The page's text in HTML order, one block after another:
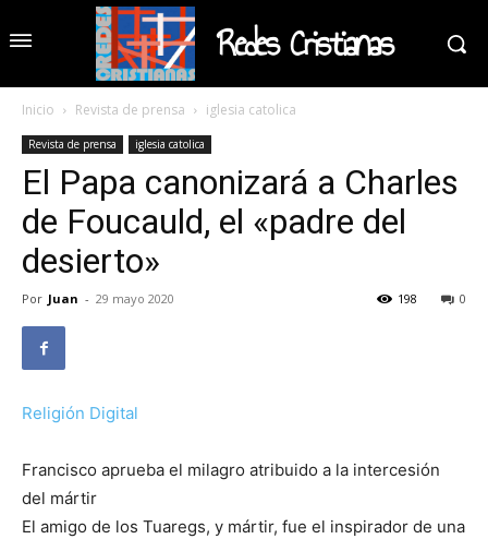
Redes Cristianas
Inicio Revista de prensa iglesia catolica
Revista de prensa iglesia catolica
El Papa canonizará a Charles
de Foucauld, el «padre del
desierto»
Por Juan - 29 mayo 2020 0
198
Religión Digital
Francisco aprueba el milagro atribuido a la intercesión
del mártir
El amigo de los Tuaregs, y mártir, fue el inspirador de una